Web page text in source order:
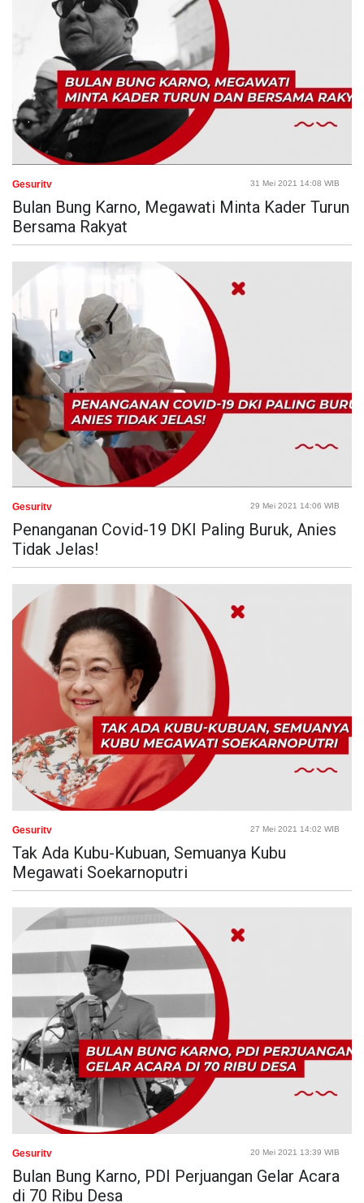
Gesuritv 31 Mei 2021 14:08 WIB
Bulan Bung Karno, Megawati Minta Kader Turun
Bersama Rakyat
Gesuritv 29 Mei 2021 14:06 WIB
Penanganan Covid-19 DKI Paling Buruk, Anies
Tidak Jelas!
Gesuritv 27 Mei 2021 14:02 WIB
Tak Ada Kubu-Kubuan, Semuanya Kubu
Megawati Soekarnoputri
Gesuritv 20 Mei 2021 13:39 WIB
Bulan Bung Karno, PDI Perjuangan Gelar Acara
di 70 Ribu Desa